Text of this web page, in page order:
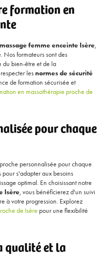
formation en
femme enceinte Isère,
Nos formateurs sont des
du bien-être et de la
lesnormes de sécurité
de formation sécurisée et
en massothérapie proche de
pour chaque
personnalisée pour chaque
s'adapter aux besoins
optimal. En choisissant notre
Isère, vous bénéficierez d'un suivi
à votre progression. Explorez
de Isère pour une flexibilité
qualité et la